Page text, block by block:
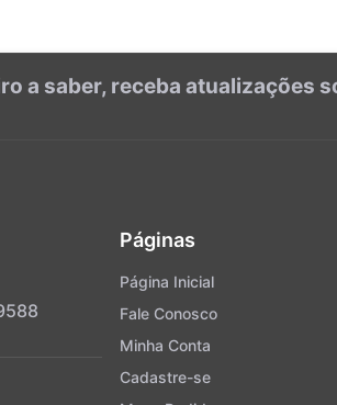
a saber, receba atualizações
Páginas
Página Inicial
Fale Conosco
Minha Conta
Cadastre-se